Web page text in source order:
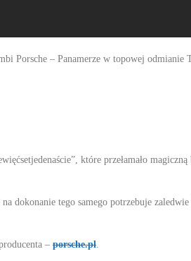
Porsche – Panamerze w topowej
które przełamało
dokonanie tego samego potrzebuje
–porsche.pl.